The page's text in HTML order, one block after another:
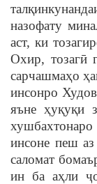
назофату
аст, ки
Охир, тозагӣ
сарчашмаҳо
инсонро
яъне ҳуқуқи
хушбахтонаро
инсоне пеш
саломат
ин ба аҳли